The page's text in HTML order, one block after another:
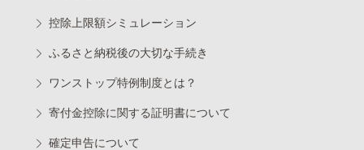
控除上限額シミュレーション
ふるさと納税後の大切な手続き
ワンストップ特例制度とは？
寄付金控除に関する証明書について
確定申告について